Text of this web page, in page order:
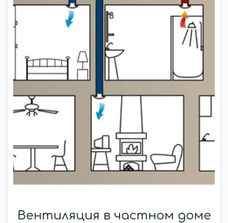
Вентиляция в частном доме